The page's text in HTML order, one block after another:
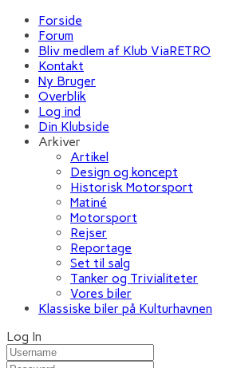
Forside
Forum
Bliv medlem af Klub ViaRETRO
Kontakt
Ny Bruger
Overblik
Log ind
Din Klubside
Arkiver
Artikel
Design og koncept
Historisk Motorsport
Matiné
Motorsport
Rejser
Reportage
Set til salg
Tanker og Trivialiteter
Vores biler
Klassiske biler på Kulturhavnen
Log In